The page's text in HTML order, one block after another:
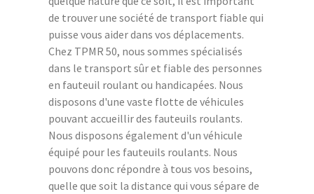
de trouver une société de transport fiable qui
puisse vous aider dans vos déplacements.
Chez TPMR 50, nous sommes spécialisés
dans le transport sûr et fiable des personnes
en fauteuil roulant ou handicapées. Nous
disposons d'une vaste flotte de véhicules
pouvant accueillir des fauteuils roulants.
Nous disposons également d'un véhicule
équipé pour les fauteuils roulants. Nous
pouvons donc répondre à tous vos besoins,
quelle que soit la distance qui vous sépare de